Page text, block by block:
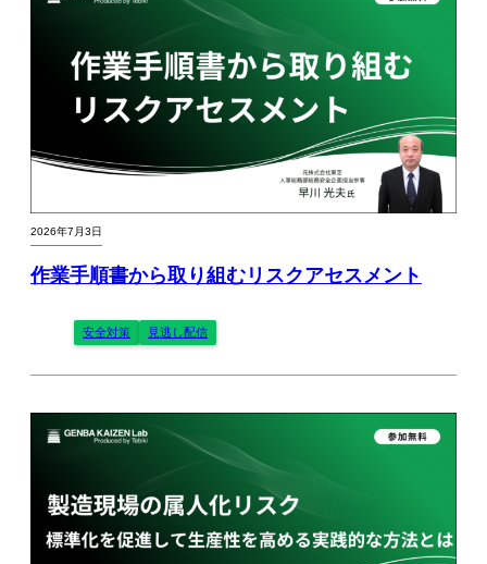
2026年7月3日
作業手順書から取り組むリスクアセスメント
安全対策 見逃し配信